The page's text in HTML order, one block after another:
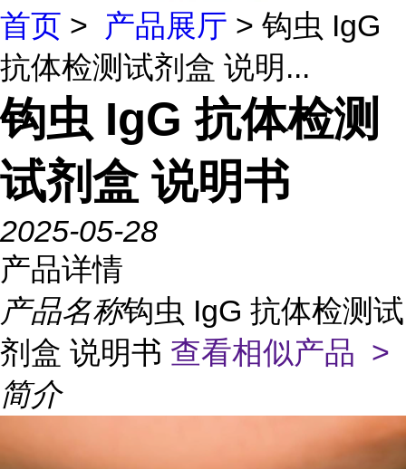
首页 > 产品展厅 > 钩虫 IgG
抗体检测试剂盒 说明...
钩虫 IgG 抗体检测
试剂盒 说明书
2025-05-28
产品详情
产品名称钩虫 IgG 抗体检测试
剂盒 说明书 查看相似产品 >
简介